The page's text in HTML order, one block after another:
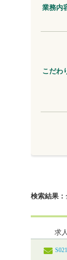
業務内
こだわ
検索結果：
求